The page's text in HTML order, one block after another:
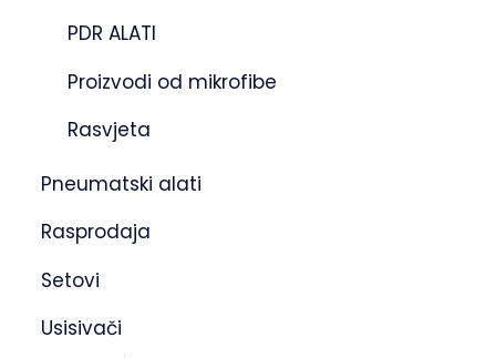
PDR ALATI
Proizvodi od mikrofibe
Rasvjeta
Pneumatski alati
Rasprodaja
Setovi
Usisivači